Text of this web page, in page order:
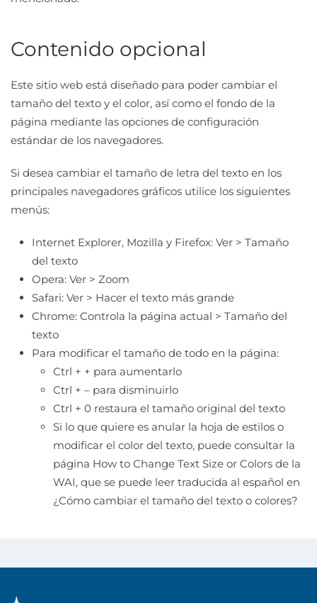
Contenido opcional
Este sitio web está diseñado para poder cambiar el
tamaño del texto y el color, así como el fondo de la
página mediante las opciones de configuración
estándar de los navegadores.
Si desea cambiar el tamaño de letra del texto en los
principales navegadores gráficos utilice los siguientes
menús:
Internet Explorer, Mozilla y Firefox: Ver > Tamaño
del texto
Opera: Ver > Zoom
Safari: Ver > Hacer el texto más grande
Chrome: Controla la página actual > Tamaño del
texto
Para modificar el tamaño de todo en la página:
Ctrl + + para aumentarlo
Ctrl + – para disminuirlo
Ctrl + 0 restaura el tamaño original del texto
Si lo que quiere es anular la hoja de estilos o
modificar el color del texto, puede consultar la
página How to Change Text Size or Colors de la
WAI, que se puede leer traducida al español en
¿Cómo cambiar el tamaño del texto o colores?